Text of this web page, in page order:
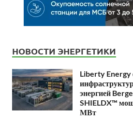
НОВОСТИ ЭНЕРГЕТИКИ
Liberty Energy
энергией
SHIELDX™
МВт